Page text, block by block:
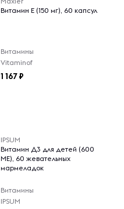
Витамин Е (150 мг), 60 капсул
Витамины
Vitaminof
1 167
IPSUM
Витамин Д3 для детей (600
МЕ), 60 жевательных
мармеладок
Витамины
IPSUM